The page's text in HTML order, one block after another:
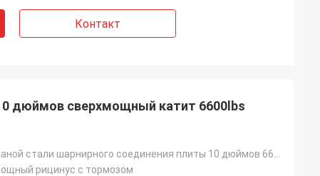
Контакт
дюймов сверхмощный катит 6600lbs
рицинус с тормозом